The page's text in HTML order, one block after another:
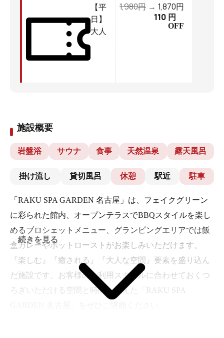
【平
日】
大人
1,980円 → 1,870円
110 円
OFF
施設概要
岩盤浴 サウナ 食事 天然温泉 露天風呂
掛け流し 貸切風呂 休憩 駅近 駐車
「RAKU SPA GARDEN 名古屋」は、フェイクグリーン
に彩られた館内、オープンテラスでBBQスタイルを楽し
めるブロシェットメニュー、グランピングエリアでは飯
盒カレーやポットローストがお楽しみいただけます。
『楽しむ』『癒される』『大人な空間』要素を盛り込ん
だ施設です。お客様のご利用スタイルに合わせておくつ
ろぎいただける空間と時間を備えた「RAKU SPA
続きを見る